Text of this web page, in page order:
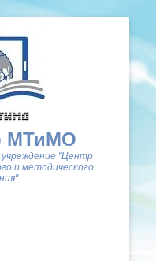
МТиМО
"Центр
и методического